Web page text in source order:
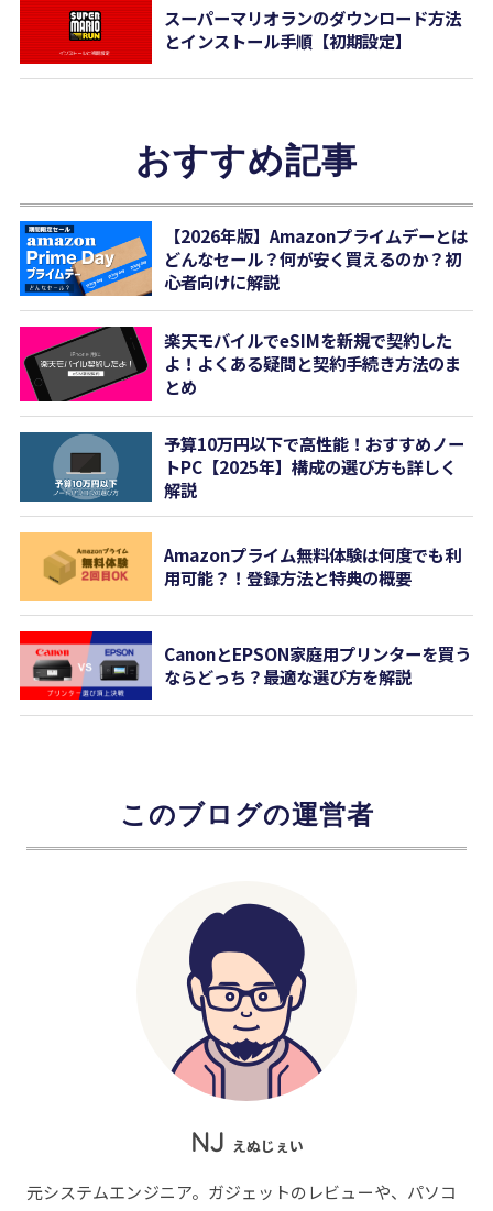
スーパーマリオランのダウンロード方法
とインストール手順【初期設定】
おすすめ記事
【2026年版】Amazonプライムデーとは
どんなセール？何が安く買えるのか？初
心者向けに解説
楽天モバイルでeSIMを新規で契約した
よ！よくある疑問と契約手続き方法のま
とめ
予算10万円以下で高性能！おすすめノー
トPC【2025年】構成の選び方も詳しく
解説
Amazonプライム無料体験は何度でも利
用可能？！登録方法と特典の概要
CanonとEPSON家庭用プリンターを買う
ならどっち？最適な選び方を解説
このブログの運営者
NJ えぬじぇい
元システムエンジニア。ガジェットのレビューや、パソコ